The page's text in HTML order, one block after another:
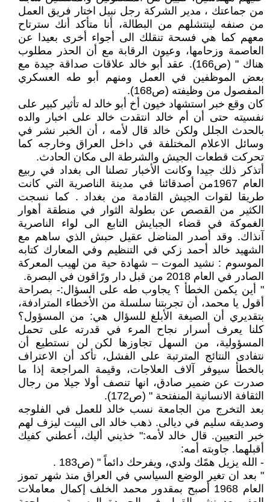
من جماعتك ، مدير الشركة رجل نبيل اختار فريق العمل
من صنفه لينتشلهم من البطالة، أنا متأكد أنك سترتاح
معهم كما هي فسحة تنقلك الى أجواء أخرى بعيدا عن
العاصمة وزحامها، وعيون الرقابة مع أن الحذر مطلوب
هناك " (ص166). عقد أبو خالد علاقات صداقة جيدة مع
بعض الموظفين في العمل ومنهم أبو طه العسكري
المفصول من وظيفته (ص168).
كان وقع خبر استشهاد خيون أخ أبو خالد له تأثير كبير على
نفسيته حتى أن أم خالد انتقدت خالد على اخبار والده
بالحدث الجلل ولكن خالد قال لأمه ، أن الخبر نشر في
وسائل الاعلام المختلفة في داخل العراق وخارجه كما
تحركت قطعات الجيش والشرطة الى مكان الحادث.
أتذكر ذلك جيدا وكانت الأخبار تصلنا الى بغداد في ربيع
العام 1967من أصدقائنا في مدينة الناصرية التي كانت
طريقا لقوات الجيش القادمة من بغداد . كما نسجت
الكثير من القصص عن بطولة الثوار في منطقة أهوار
الغموكة في قضاء الجبايش التابع الى لواء الناصرية
آنذاك. وقد أصدر المناضل عقيل حبش الذي ساهم مع
الشهيد خالد أحمد زكي في التنظيم وفي المعارك كتابه
الموسوم : نشيد الموت – شهادة حية من لهيب المعركة
الصادر في العام 2018 من قبل دار ورًاقون في البصرة.
" أين يكمن الخطأ ؟ يجاوب طه على السؤال:- بصراحة
أقول يا محمد، أن تجربتنا سلسلة من الأخطاء المترادفة،
بتقديري أن الصيغة الأبلغ للسؤال هي: من المسؤول؟
كلنا يعرف أسرار نجاح المرء في قدرته على تحمل
المسؤولية، من السهل تجاوزها لكن لن نستطيع أن
نتفادى النتائج المترتبة على الفشل، تأكد أن الاعتراف
بالخطأ سيوفر آلاف العلاجات، وقيمة المراجعة إذا ما
صدرت عن ضمير صادق، انها تنصف أولا جيلا من رجال
الثقافة الانسانية المنفتحة " (ص172).
بعد التخرج من الجامعة نسب خالد للعمل في الفلوجه
وصديقه سليم في ديالى. ذهب خالد الى البيت ليزف لهم
خبر التعيين. قال خالد لأمه:" خذيني أليك، أعطني كفيك
أقبلهما. جاوبته أمه:
- الله يزيل همًك ولدي، ويفرحك دائماً " (ص183 .
" بعد ان تغير الوضع السياسي في العراق منذ شهر تموز
العام 1968 أصبح بمقدور محمد الخلف إكمال معاملات